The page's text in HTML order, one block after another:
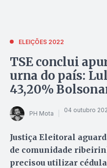
ELEIÇÕES 2022
TSE conclui
urna do país:
43,20%
PH Mota 04 outubro
Justiça Eleitoral
de comunidade
precisou utilizar